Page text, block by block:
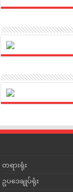
တရားရုံး
ဥပဒေချုပ်ရုံး